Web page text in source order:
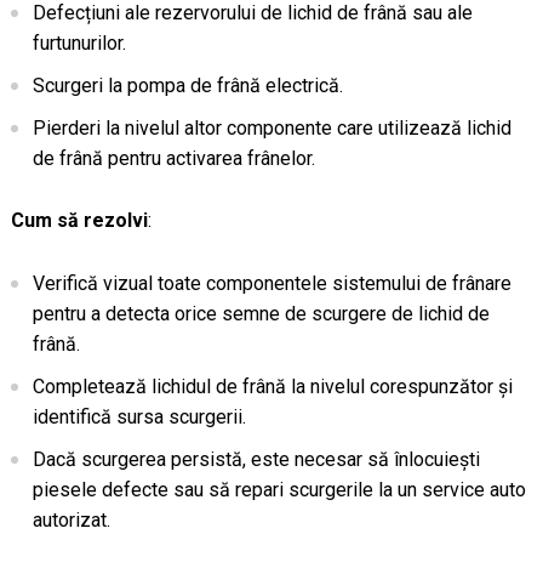
Defecțiuni ale rezervorului de lichid de frână sau ale
furtunurilor.
Scurgeri la pompa de frână electrică.
Pierderi la nivelul altor componente care utilizează lichid
de frână pentru activarea frânelor.
Cum să rezolvi:
Verifică vizual toate componentele sistemului de frânare
pentru a detecta orice semne de scurgere de lichid de
frână.
Completează lichidul de frână la nivelul corespunzător și
identifică sursa scurgerii.
Dacă scurgerea persistă, este necesar să înlocuiești
piesele defecte sau să repari scurgerile la un service auto
autorizat.